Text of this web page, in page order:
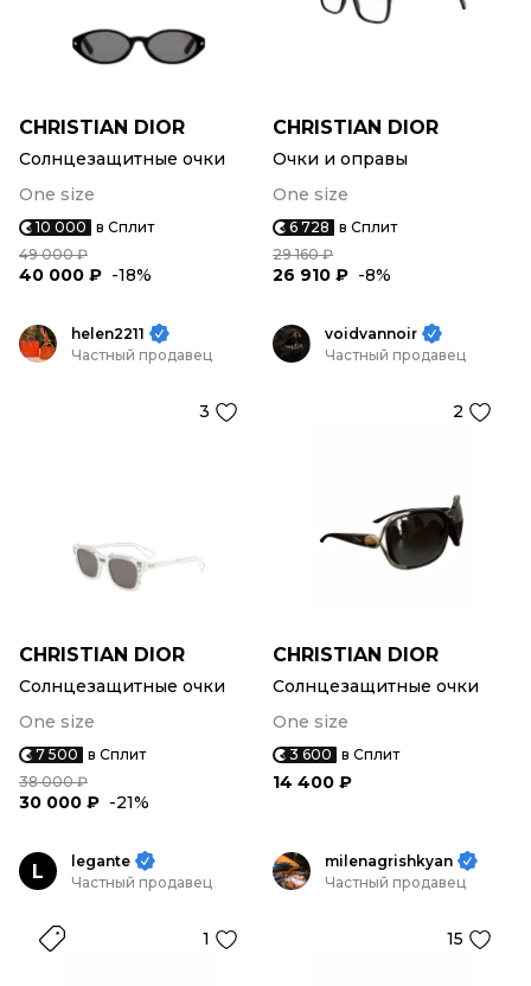
CHRISTIAN DIOR
Солнцезащитные очки
One size
10 000 в Сплит
49 000 ₽
40 000 ₽ -18%
CHRISTIAN DIOR
Очки и оправы
One size
6 728 в Сплит
29 160 ₽
26 910 ₽ -8%
helen2211
Частный продавец
3
CHRISTIAN DIOR
Солнцезащитные очки
One size
7 500 в Сплит
38 000 ₽
30 000 ₽ -21%
voidvannoir
Частный продавец
2
CHRISTIAN DIOR
Солнцезащитные очки
One size
3 600 в Сплит
14 400 ₽
L
legante
Частный продавец
1
milenagrishkyan
Частный продавец
15